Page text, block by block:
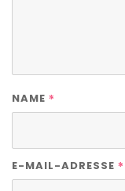
NAME *
E-MAIL-ADRESSE *